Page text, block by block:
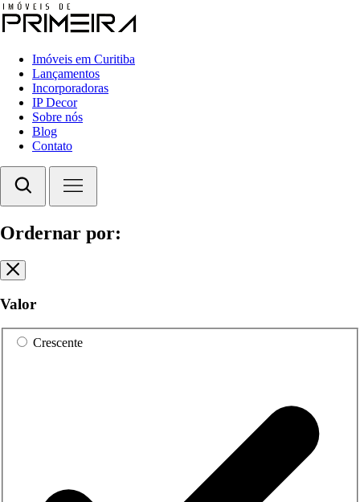
Imóveis em Curitiba
Lançamentos
Incorporadoras
IP Decor
Sobre nós
Blog
Contato
Ordernar por:
Valor
Crescente